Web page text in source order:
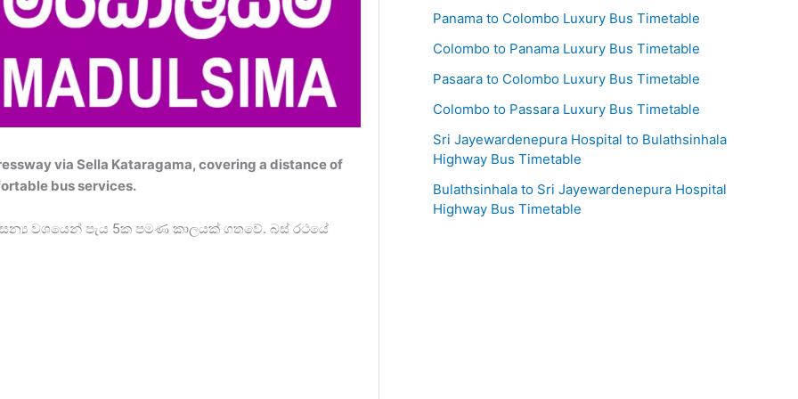
via Sella Kataragama, covering a distance of
bus services.
වශයෙන් පැය 5ක පමණ කාලයක් ගතවේ. බස් රථයේ
Panama to Colombo Luxury Bus Timetable
Colombo to Panama Luxury Bus Timetable
Pasaara to Colombo Luxury Bus Timetable
Colombo to Passara Luxury Bus Timetable
Sri Jayewardenepura Hospital to Bulathsinhala
Highway Bus Timetable
Bulathsinhala to Sri Jayewardenepura Hospital
Highway Bus Timetable